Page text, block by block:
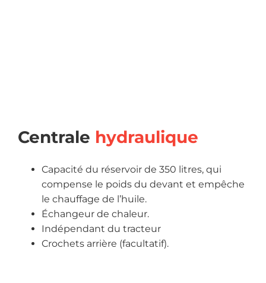
Centrale hydraulique
Capacité du réservoir de 350 litres, qui
compense le poids du devant et empêche
le chauffage de l’huile.
Échangeur de chaleur.
Indépendant du tracteur
Crochets arrière (facultatif).